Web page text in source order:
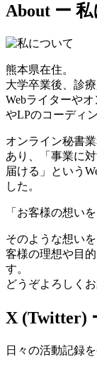
About ー
熊本県在住。
大学卒業後、診
Webライターや
やLPのコーディ
オンライン秘書
あり、「事業に
届ける」という
した。
「お客様の想い
そのような想い
客様の理想や目
す。
どうぞよろしく
X (Twitter)
日々の活動記録